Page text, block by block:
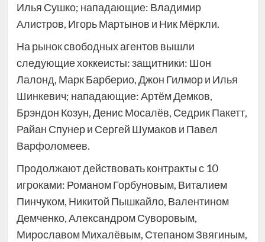
Илья Сушко; нападающие: Владимир
Алистров, Игорь Мартынов и Ник Мёркли.
На рынок свободных агентов вышли
следующие хоккеисты: защитники: Шон
Лалонд, Марк Барберио, Джон Гилмор и Илья
Шинкевич; нападающие: Артём Демков,
Брэндон Козун, Денис Мосалёв, Седрик Пакетт,
Райан Спунер и Сергей Шумаков и Павел
Варфоломеев.
Продолжают действовать контракты с 10
игроками: Романом Горбуновым, Виталием
Пинчуком, Никитой Пышкайло, Валентином
Демченко, Александром Суворовым,
Мирославом Михалёвым, Степаном Звягиным,